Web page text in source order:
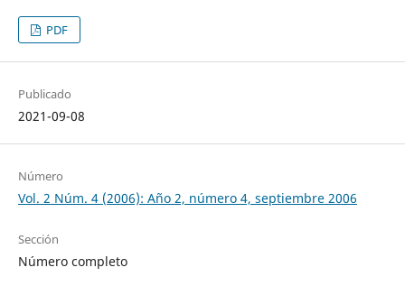
PDF
Publicado
2021-09-08
Número
Vol. 2 Núm. 4 (2006): Año 2, número 4, septiembre 2006
Sección
Número completo